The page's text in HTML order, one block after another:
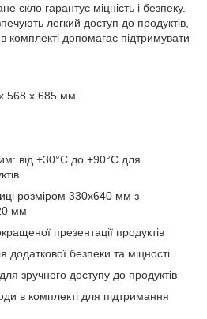
скло гарантує міцність і безпеку.
легкий доступ до продуктів,
комплекті допомагає підтримувати
568 x 685 мм
від +30°C до +90°C для
розміром 330x640 мм з
мм
презентації продуктів
додаткової безпеки та міцності
зручного доступу до продуктів
в комплекті для підтримання